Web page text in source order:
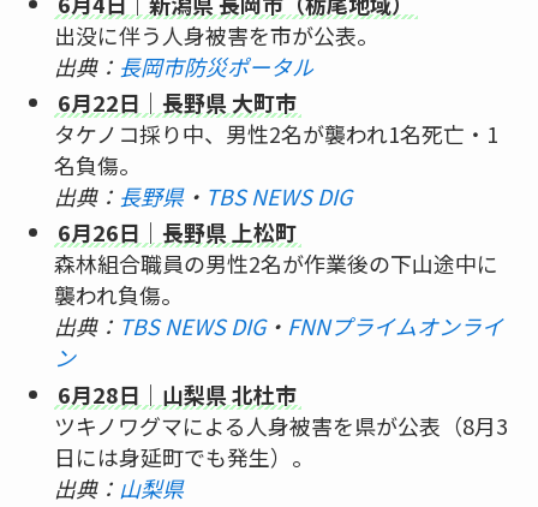
出没に伴う人身被害を市が公表。
出典： 長岡市防災ポータル
6月22日｜長野県 大町市
タケノコ採り中、男性2名が襲われ1名死亡・1
名負傷。
出典： 長野県・ TBS NEWS DIG
6月26日｜長野県 上松町
森林組合職員の男性2名が作業後の下山途中に
襲われ負傷。
出典： TBS NEWS DIG・ FNNプライムオンライ
ン
6月28日｜山梨県 北杜市
ツキノワグマによる人身被害を県が公表（8月3
日には身延町でも発生）。
出典： 山梨県